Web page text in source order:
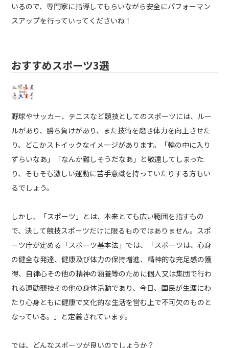
いるので、専門家に指導してもらいながら安全にパフォーマン
スアップを行っていってくださいね！
おすすめスポーツ3選
野球やサッカー、テニスなど競技としてのスポーツには、ルー
ルがあり、勝ち負けがあり、また技術を磨き体力を向上させた
り、どこかストイックなイメージがあります。「輪の中に入り
ずらいなあ」「なんか難しそうだなあ」と敬遠してしまった
り、そもそも激しい運動に苦手意識を持っていたりする方もい
るでしょう。
しかし、「スポーツ」とは、本来とても広い範囲を指すもの
で、決して競技スポーツだけに限るものではありません。スポ
ーツ庁が定める「スポーツ基本法」では、「スポーツは、心身
の健全な発達、健康及び体力の保持増進、精神的な充足感の獲
得、自律心その他の精神の涵養等のために個人又は集団で行わ
れる運動競技その他の身体活動であり、今日、国民が生涯にわ
たり心身ともに健康で文化的な生活を営む上で不可欠のものと
なっている。」と定義されています。
では、どんなスポーツが良いのでしょうか？